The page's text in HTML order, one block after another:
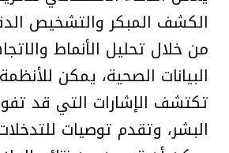
الكشف المبكر والتشخيص
من خلال تحليل الأنماط
البيانات الصحية، يمكن
تكتشف الإشارات التي قد
البشر، وتقدم توصيات